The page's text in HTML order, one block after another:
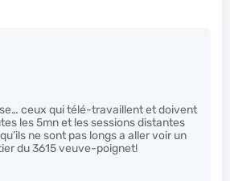
ceux qui télé-travaillent et doivent
les 5mn et les sessions distantes
ne sont pas longs a aller voir un
du 3615 veuve-poignet!